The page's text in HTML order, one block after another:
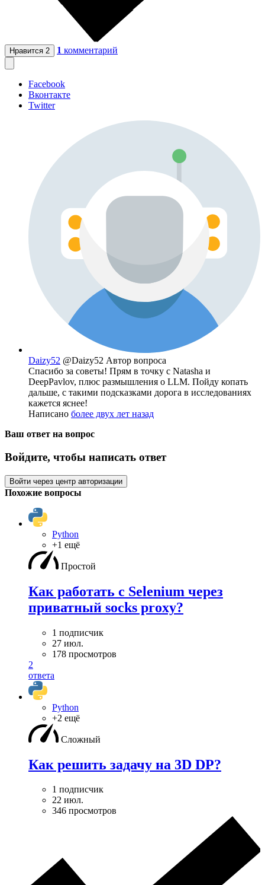
Нравится 2 1 комментарий
Facebook
Вконтакте
Twitter
Daizy52 @Daizy52 Автор вопроса
Спасибо за советы! Прям в точку с Natasha и
DeepPavlov, плюс размышления о LLM. Пойду копать
дальше, с такими подсказками дорога в исследованиях
кажется яснее!
Написано более двух лет назад
Ваш ответ на вопрос
Войдите, чтобы написать ответ
Войти через центр авторизации
Похожие вопросы
Python
+1 ещё
Простой
Как работать с Selenium через
приватный socks proxy?
1 подписчик
27 июл.
178 просмотров
2
ответа
Python
+2 ещё
Сложный
Как решить задачу на 3D DP?
1 подписчик
22 июл.
346 просмотров